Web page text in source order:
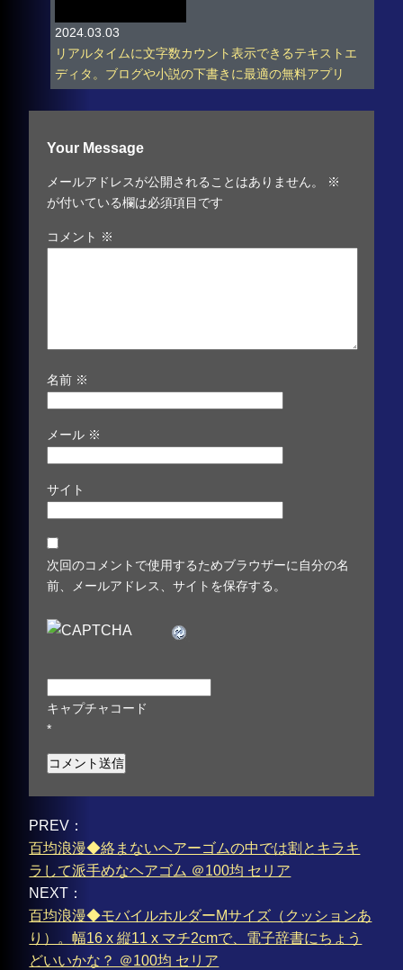
2024.03.03
リアルタイムに文字数カウント表示できるテキストエ
ディタ。ブログや小説の下書きに最適の無料アプリ
Your Message
メールアドレスが公開されることはありません。
※
が付いている欄は必須項目です
コメント ※
名前 ※
メール ※
サイト
次回のコメントで使用するためブラウザーに自分の名
前、メールアドレス、サイトを保存する。
キャプチャコード
*
PREV：
百均浪漫◆絡まないヘアーゴムの中では割とキラキ
ラして派手めなヘアゴム ＠100均 セリア
NEXT：
百均浪漫◆モバイルホルダーMサイズ（クッションあ
り）。幅16 x 縦11 x マチ2cmで、電子辞書にちょう
どいいかな？ ＠100均 セリア